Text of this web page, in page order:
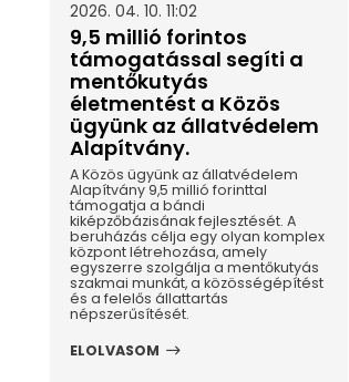
2026. 04. 10. 11:02
9,5 millió forintos
támogatással segíti a
mentőkutyás
életmentést a Közös
ügyünk az állatvédelem
Alapítvány.
A Közös ügyünk az állatvédelem
Alapítvány 9,5 millió forinttal
támogatja a bándi
kiképzőbázisának fejlesztését. A
beruházás célja egy olyan komplex
központ létrehozása, amely
egyszerre szolgálja a mentőkutyás
szakmai munkát, a közösségépítést
és a felelős állattartás
népszerűsítését.
ELOLVASOM